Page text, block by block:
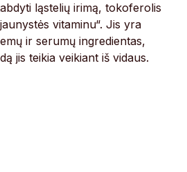
ląstelių irimą, tokoferolis
vitaminu“. Jis yra
ir serumų ingredientas,
jis teikia veikiant iš vidaus.